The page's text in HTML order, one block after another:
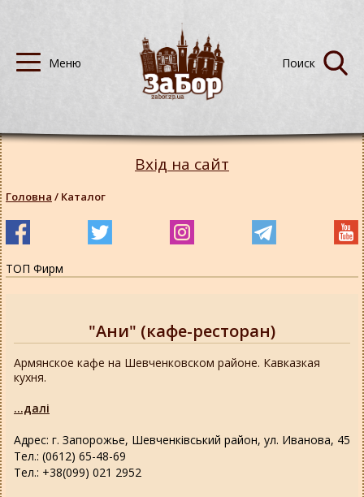
ТОП Фирм
"Ани" (кафе-ресторан)
Адрес: г. Запорожье, Шевченківський район, ул. Иванова, 45
Тел.: (0612) 65-48-69
Тел.: +38(099) 021 2952
Армянское кафе на Шевченковском районе. Кавказкая
кухня.
...далі
Вхід на сайт
Головна / Каталог